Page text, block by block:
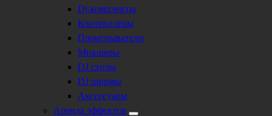
Dj-комплекты
Контроллеры
Проигрыватели
Микшеры
DJ столы
DJ ширмы
Акссесуары
Аренда эффектов